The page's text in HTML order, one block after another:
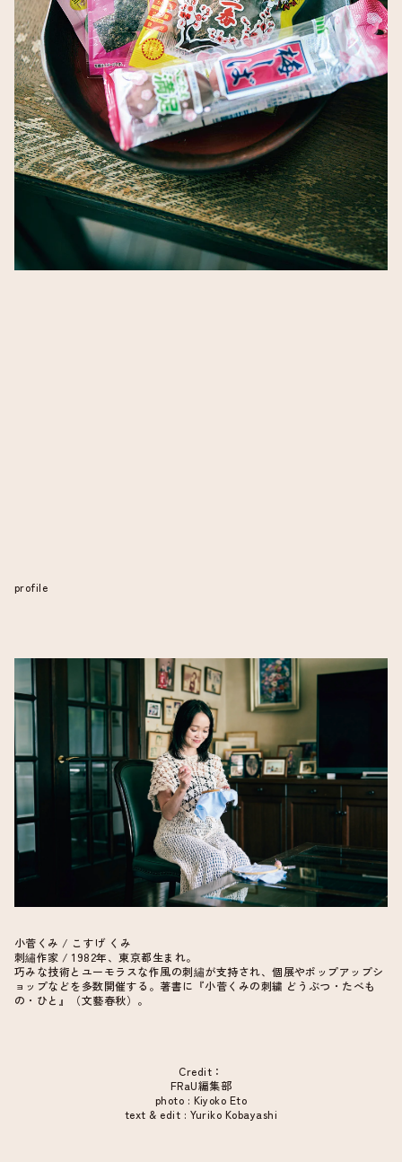
profile
小菅くみ / こすげ くみ
刺繡作家 / 1982年、東京都生まれ。
巧みな技術とユーモラスな作風の刺繡が支持され、個展やポップアップシ
ョップなどを多数開催する。著書に『小菅くみの刺繍 どうぶつ・たべも
の・ひと』（文藝春秋）。
Credit：
FRaU編集部
photo : Kiyoko Eto
text & edit : Yuriko Kobayashi